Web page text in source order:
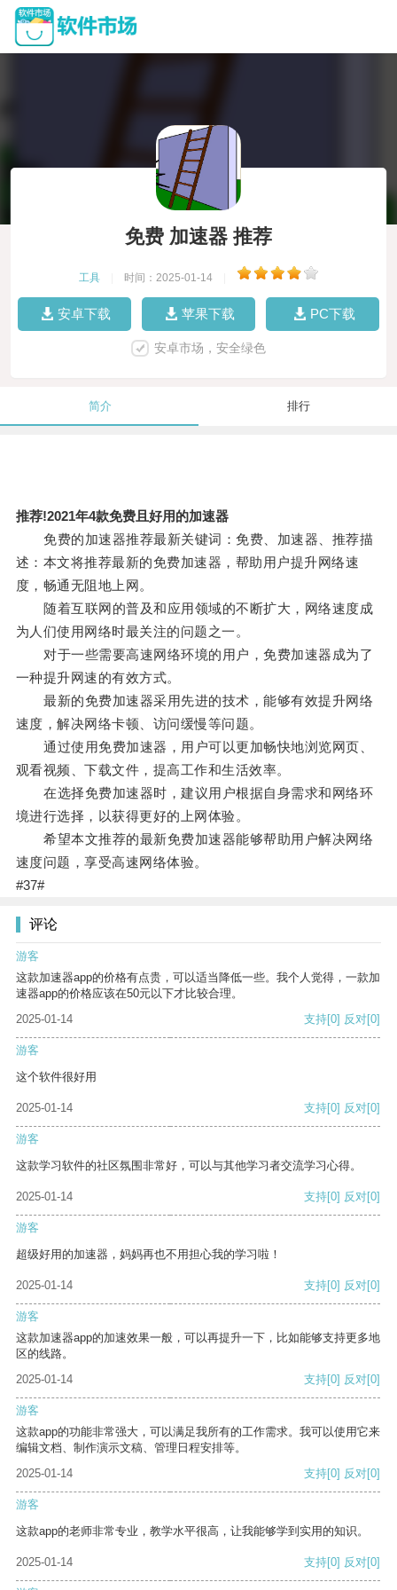
免费 加速器 推荐
工具 时间：2025-01-14
安卓下载 苹果下载 PC下载
安卓市场，安全绿色
简介 排行
推荐!2021年4款免费且好用的加速器
免费的加速器推荐最新关键词：免费、加速器、推荐描
述：本文将推荐最新的免费加速器，帮助用户提升网络速
度，畅通无阻地上网。
随着互联网的普及和应用领域的不断扩大，网络速度成
为人们使用网络时最关注的问题之一。
对于一些需要高速网络环境的用户，免费加速器成为了
一种提升网速的有效方式。
最新的免费加速器采用先进的技术，能够有效提升网络
速度，解决网络卡顿、访问缓慢等问题。
通过使用免费加速器，用户可以更加畅快地浏览网页、
观看视频、下载文件，提高工作和生活效率。
在选择免费加速器时，建议用户根据自身需求和网络环
境进行选择，以获得更好的上网体验。
希望本文推荐的最新免费加速器能够帮助用户解决网络
速度问题，享受高速网络体验。
#37#
评论
游客
这款加速器app的价格有点贵，可以适当降低一些。我个人觉得，一款加
速器app的价格应该在50元以下才比较合理。
2025-01-14
支持[0] 反对[0]
游客
这个软件很好用
2025-01-14 支持[0] 反对[0]
游客
这款学习软件的社区氛围非常好，可以与其他学习者交流学习心得。
2025-01-14 支持[0] 反对[0]
游客
超级好用的加速器，妈妈再也不用担心我的学习啦！
2025-01-14 支持[0] 反对[0]
游客
这款加速器app的加速效果一般，可以再提升一下，比如能够支持更多地
区的线路。
2025-01-14
支持[0] 反对[0]
游客
这款app的功能非常强大，可以满足我所有的工作需求。我可以使用它来
编辑文档、制作演示文稿、管理日程安排等。
2025-01-14
支持[0] 反对[0]
游客
这款app的老师非常专业，教学水平很高，让我能够学到实用的知识。
2025-01-14 支持[0] 反对[0]